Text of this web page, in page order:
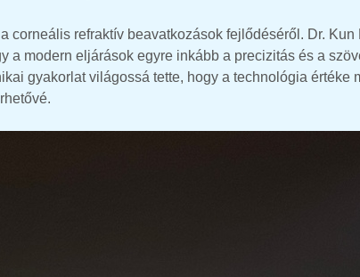
corneális refraktív beavatkozások fejlődéséről. Dr. Kun
a modern eljárások egyre inkább a precizitás és a
gyakorlat világossá tette, hogy a technológia értéke